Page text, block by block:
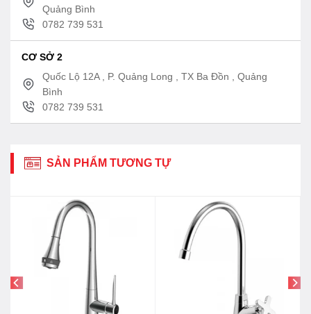
Quảng Bình
0782 739 531
CƠ SỞ 2
Quốc Lộ 12A , P. Quảng Long , TX Ba Đồn , Quảng
Bình
0782 739 531
SẢN PHẨM TƯƠNG TỰ